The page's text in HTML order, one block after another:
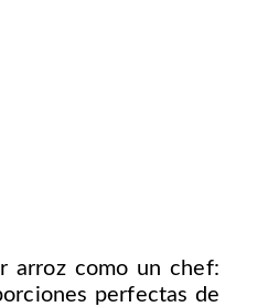
arroz como un chef:
perfectas de